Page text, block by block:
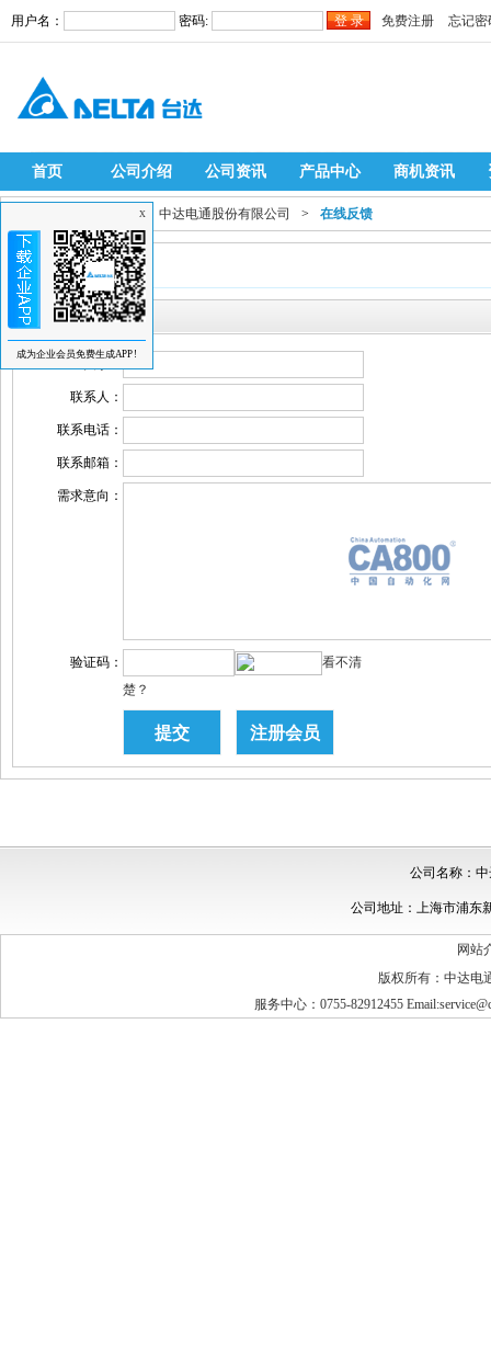
用户名： 密码: 免费注册 忘记密
首页 公司介绍 公司资讯 产品中心 商机资讯
> 中达电通股份有限公司 > 在线反馈
在线反馈
留言反馈
联系人：
联系电话：
联系邮箱：
需求意向：
验证码：
看不清
楚？
公司名称：
公司地址：上海市浦东
网站
版权所有：中达
服务中心：0755-82912455
X
成为企业会员免费生成APP!